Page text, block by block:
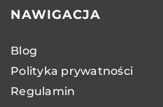
NAWIGACJA
Blog
Polityka prywatności
Regulamin